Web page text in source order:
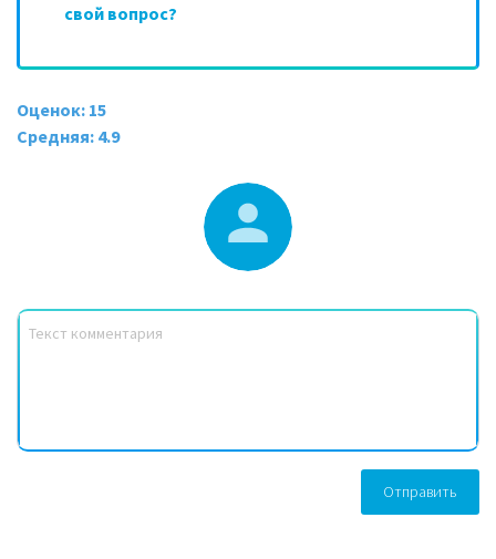
свой вопрос?
Оценок: 15
Средняя: 4.9
Отправить